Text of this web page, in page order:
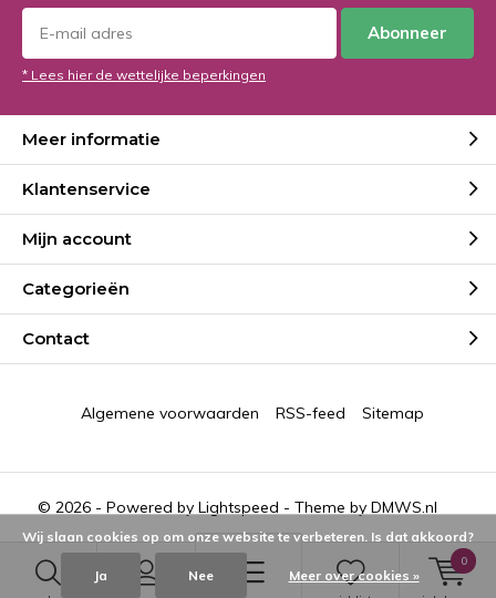
0
Abonneer
* Lees hier de wettelijke beperkingen
Meer informatie
Klantenservice
Mijn account
Categorieën
Contact
© 2026 - Powered by Lightspeed - Theme by DMWS.nl
Algemene voorwaarden RSS-feed Sitemap
Wij slaan cookies op om onze website te verbeteren. Is dat akkoord?
Ja Nee Meer over cookies »